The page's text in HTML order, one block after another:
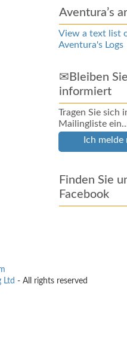
Aventura’s
View a text list
Aventura's Logs
✉Bleiben Sie
informiert
Tragen Sie sich
Mailingliste
Ich melde
Finden Sie
Facebook
Ltd - All rights reserved